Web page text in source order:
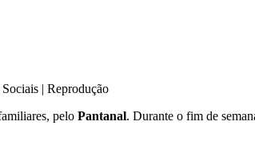
Sociais | Reprodução
pelo Pantanal. Durante o fim de